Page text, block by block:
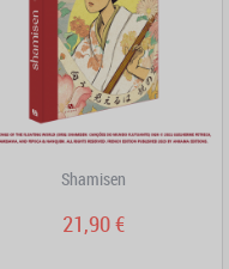
Shamisen
21,90 €